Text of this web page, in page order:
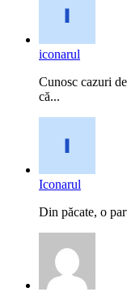
iconarul
Cunosc cazuri
că...
Iconarul
Din păcate, o